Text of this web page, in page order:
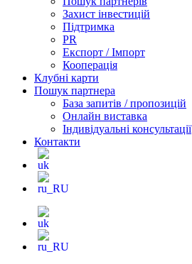
Захист інвестицій
Підтримка
PR
Експорт / Імпорт
Кооперація
Клубні карти
Пошук партнера
База запитів / пропозицій
Онлайн виставка
Індивідуальні консультації
Контакти